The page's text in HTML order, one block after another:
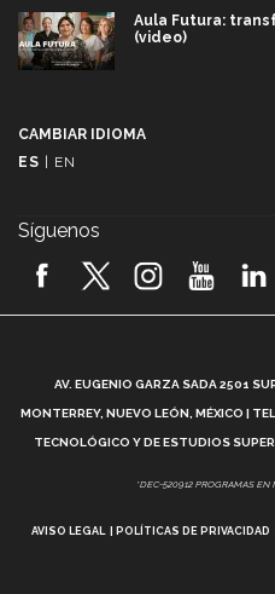
Aula Futura:
(video)
2026! (video)
¿Cómo es el
Vida Tec:
CAMBIAR IDIOMA
ES | EN
Síguenos
AV. EUGENIO GARZA SADA 2501
MONTERREY, NUEVO LEÓN, MÉXICO |
TECNOLÓGICO Y DE ESTUDIOS
*DEC-520912 PROGRAMAS EN
AVISO LEGAL POLÍTICAS DE PRIVACIDAD